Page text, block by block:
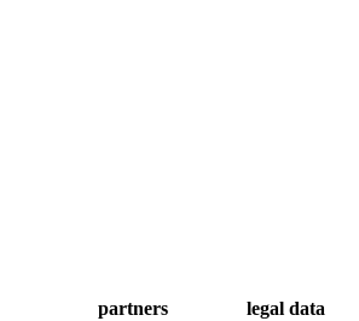
partners legal data